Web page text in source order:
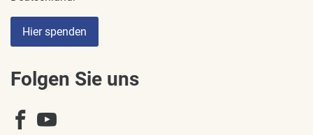
Hier spenden
Folgen Sie uns